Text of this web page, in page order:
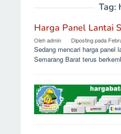
Tag:
Harga Panel Lantai
Olehadmin Diposting pada
Sedang mencari harga panel
Semarang Barat terus